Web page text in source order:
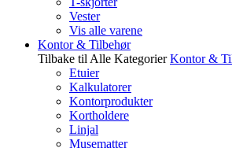
Vester
Vis alle varene
Kontor & Tilbehør
Tilbake til Alle Kategorier Kontor &
Etuier
Kalkulatorer
Kontorprodukter
Kortholdere
Linjal
Musematter